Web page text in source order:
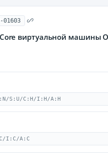
01603
виртуальной
S:U/C:H/I:H/A:H
I:C/A:C